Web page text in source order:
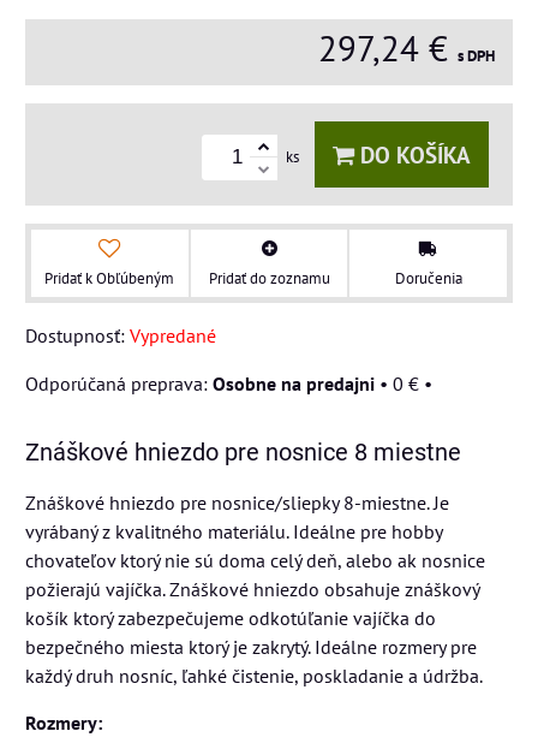
297,24 € s DPH
ks DO KOŠÍKA
Pridať k Obľúbeným Pridať do zoznamu Doručenia
Dostupnosť: Vypredané
Osobne na predajni • 0 € •
Znáškové hniezdo pre nosnice 8 miestne
Znáškové hniezdo pre nosnice/sliepky 8-miestne. Je
vyrábaný z kvalitného materiálu. Ideálne pre hobby
chovateľov ktorý nie sú doma celý deň, alebo ak nosnice
požierajú vajíčka. Znáškové hniezdo obsahuje znáškový
košík ktorý zabezpečujeme odkotúľanie vajíčka do
bezpečného miesta ktorý je zakrytý. Ideálne rozmery pre
každý druh nosníc, ľahké čistenie, poskladanie a údržba.
Rozmery: